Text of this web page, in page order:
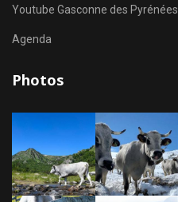
Youtube Gasconne des Pyrénées
Agenda
Photos